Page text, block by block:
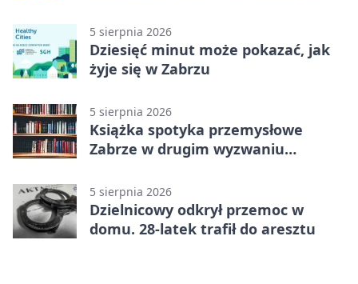
5 sierpnia 2026
Dziesięć minut może pokazać, jak
żyje się w Zabrzu
5 sierpnia 2026
Książka spotyka przemysłowe
Zabrze w drugim wyzwaniu
5 sierpnia 2026
Dzielnicowy odkrył przemoc w
domu. 28-latek trafił do aresztu